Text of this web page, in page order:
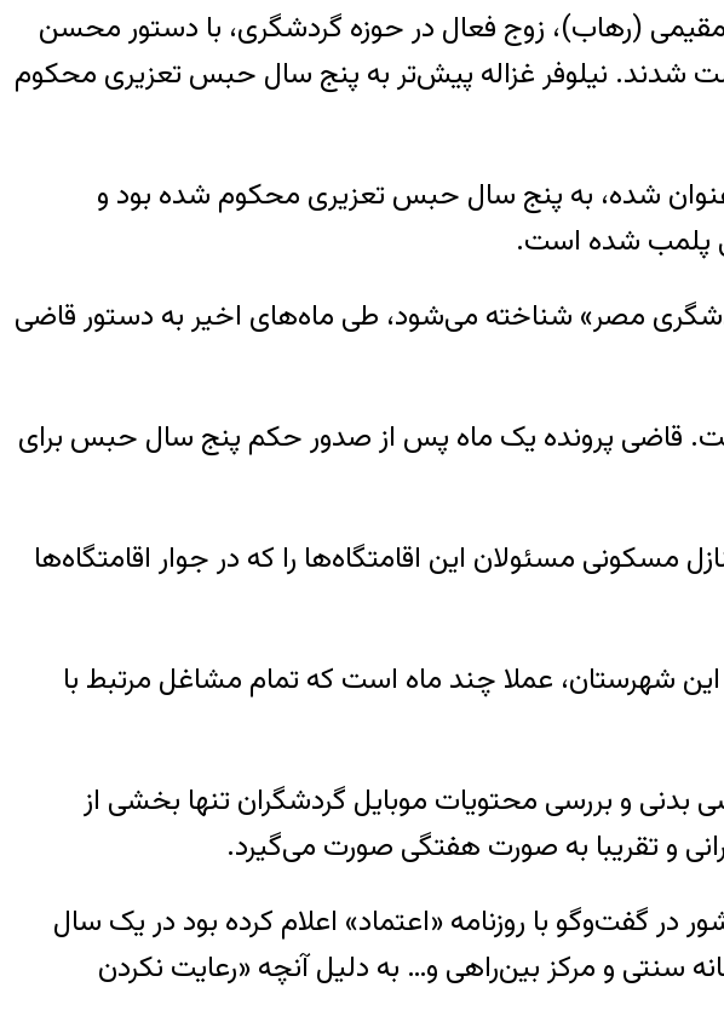
(رهاب)، زوج فعال در حوزه گردشگری، با دستور محسن
شدند. نیلوفر غزاله پیش‌تر به پنج سال حبس تعزیری محکوم
شده، به پنج سال حبس تعزیری محکوم شده بود و
پلمب شده است.
مصر» شناخته می‌شود، طی ماه‌های اخیر به دستور قاضی
قاضی پرونده یک ماه پس از صدور حکم پنج سال حبس برای
مسئولان این اقامتگاه‌ها را که در جوار اقامتگاه‌ها
شهرستان، عملا چند ماه است که تمام مشاغل مرتبط با
بدنی و بررسی محتویات موبایل گردشگران تنها بخشی از
و تقریبا به صورت هفتگی صورت می‌گیرد.
گفت‌وگو با روزنامه «اعتماد» اعلام کرده بود در یک سال
سنتی و مرکز بین‌راهی و… به دلیل آنچه «رعایت نکردن